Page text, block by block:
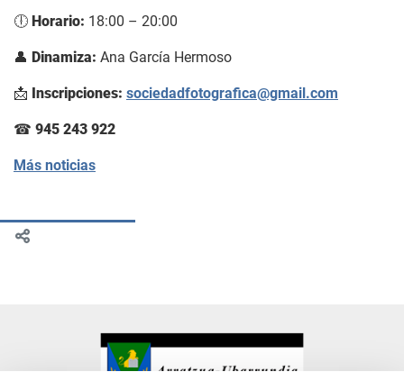
🕕 Horario: 18:00 – 20:00
👤 Dinamiza: Ana García Hermoso
📩 Inscripciones: sociedadfotografica@gmail.com
☎ 945 243 922
Más noticias